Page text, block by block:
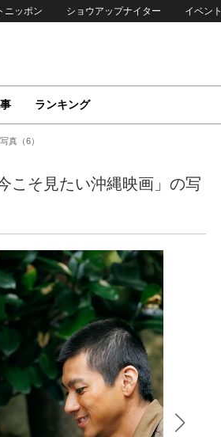
ニッポン ショウアップナイター イベント
ランキング
真（6）
こそ見たい沖縄映画」の写